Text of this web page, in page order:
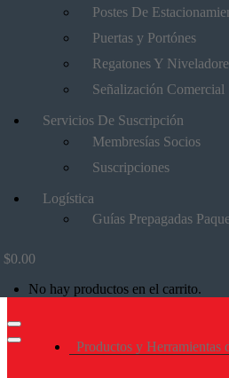
Postes De
Puertas y Portónes
Regatones Y
Señalización Comercial
Servicios De Suscripción
Membresías Socios
Suscripciones
Logística
Guías Prepagadas
$0.00
No hay productos en el carrito.
Productos y Herramientas